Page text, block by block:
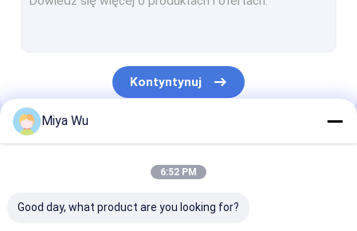
O nas
Kontyntynuj
Nasze Kategorie
Miya Wu
6:52 PM
Good day, what product are you looking for?